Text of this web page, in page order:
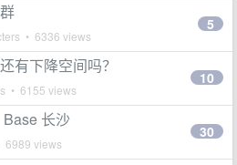
• 6336 views
5
有下降空间吗？
• 6155 views
10
长沙
6989 views
30